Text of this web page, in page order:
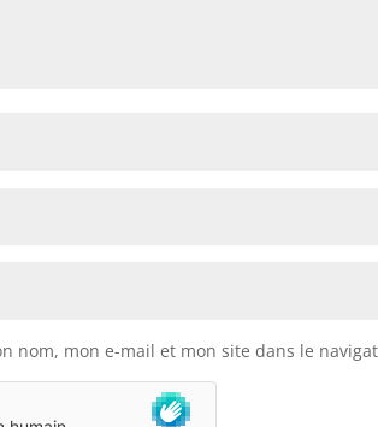
nom, mon e-mail et mon site dans le